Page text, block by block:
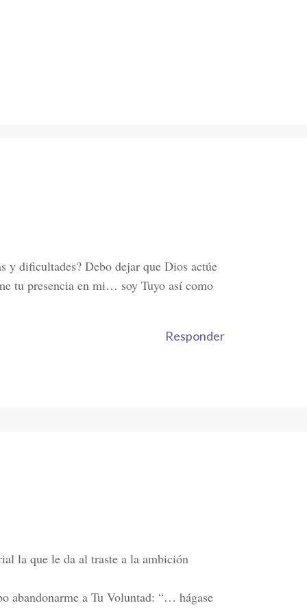
y dificultades? Debo dejar que Dios actúe
tu presencia en mi… soy Tuyo así como
Responder
la que le da al traste a la ambición
abandonarme a Tu Voluntad: “… hágase